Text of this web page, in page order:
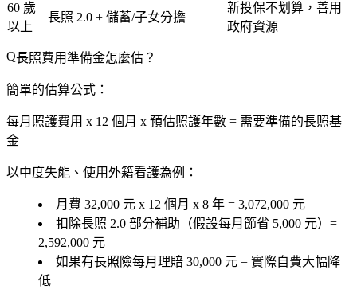
60 歲
以上
長照 2.0 + 儲蓄/子女分擔
新投保不划算，善用
政府資源
長照費用準備金怎麼估？
簡單的估算公式：
每月照護費用 x 12 個月 x 預估照護年數 = 需要準備的長照基
金
以中度失能、使用外籍看護為例：
月費 32,000 元 x 12 個月 x 8 年 = 3,072,000 元
扣除長照 2.0 部分補助（假設每月節省 5,000 元）=
2,592,000 元
如果有長照險每月理賠 30,000 元 = 實際自費大幅降
低